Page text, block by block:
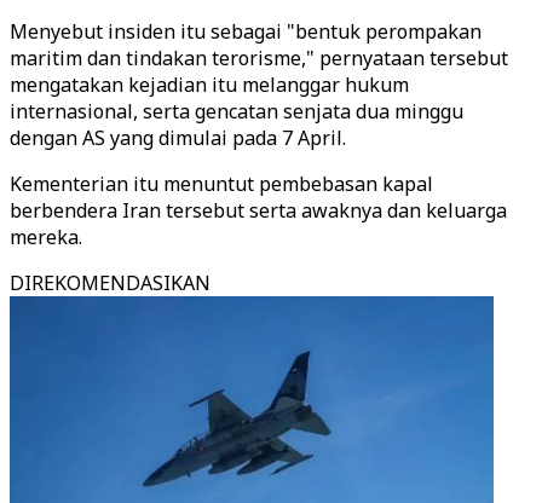
Menyebut insiden itu sebagai "bentuk perompakan
maritim dan tindakan terorisme," pernyataan tersebut
mengatakan kejadian itu melanggar hukum
internasional, serta gencatan senjata dua minggu
dengan AS yang dimulai pada 7 April.
Kementerian itu menuntut pembebasan kapal
berbendera Iran tersebut serta awaknya dan keluarga
mereka.
DIREKOMENDASIKAN